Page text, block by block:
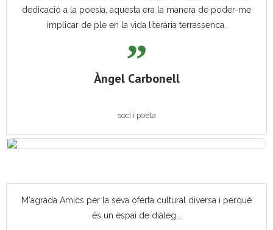
dedicació a la poesia, aquesta era la manera de poder-me
implicar de ple en la vida literària terrassenca.
Àngel Carbonell
soci i poeta
M'agrada Amics per la seva oferta cultural diversa i perquè
és un espai de diàleg...